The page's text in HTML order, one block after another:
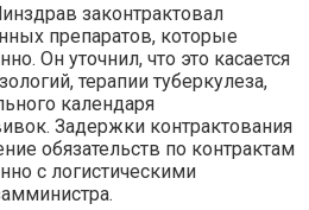
законтрактовал
препаратов, которые
Он уточнил, что это касается
терапии туберкулеза,
календаря
Задержки контрактования
обязательств по контрактам
с логистическими